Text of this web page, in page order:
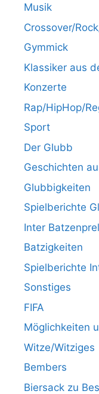
Musik
Crossover/
Gymmick
Klassiker aus
Konzerte
Rap/HipHop/
Sport
Der Glubb
Geschichten
Glubbigkeiten
Spielberichte
Inter
Batzigkeiten
Spielberichte
Sonstiges
FIFA
Möglichkeiten
Witze/Witziges
Bembers
Biersack zu